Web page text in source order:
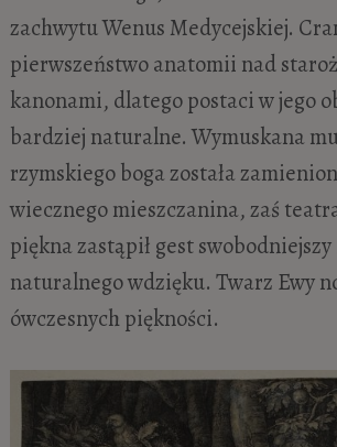
zachwytu Wenus Medycejskiej.
pierwszeństwo anatomii nad
kanonami, dlatego postaci w jego
bardziej naturalne. Wymuskana
rzymskiego boga została
wiecznego mieszczanina, zaś
piękna zastąpił gest swobodniejszy
naturalnego wdzięku. Twarz Ewy
ówczesnych piękności.